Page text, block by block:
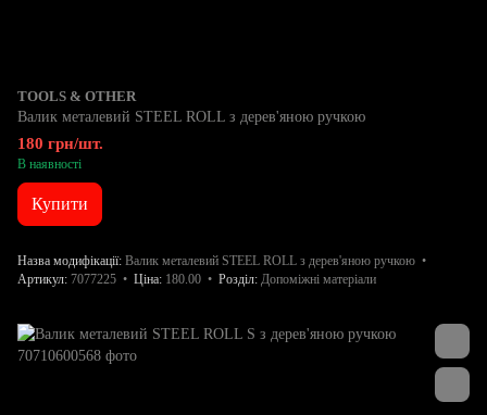
TOOLS & OTHER
Валик металевий STEEL ROLL з дерев'яною ручкою
180 грн/шт.
В наявності
Купити
Назва модифікації Валик металевий STEEL ROLL з дерев'яною ручкою
Артикул 7077225 Ціна 180.00 Розділ Допоміжні матеріали